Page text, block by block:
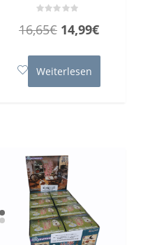
mit
5
16,65€ Ursprünglicher
war:
16,65€
14,99€Aktueller
14,99€.
Weiterlesen